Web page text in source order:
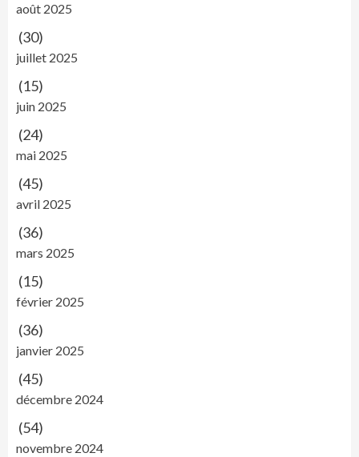
août 2025
(30)
juillet 2025
(15)
juin 2025
(24)
mai 2025
(45)
avril 2025
(36)
mars 2025
(15)
février 2025
(36)
janvier 2025
(45)
décembre 2024
(54)
novembre 2024